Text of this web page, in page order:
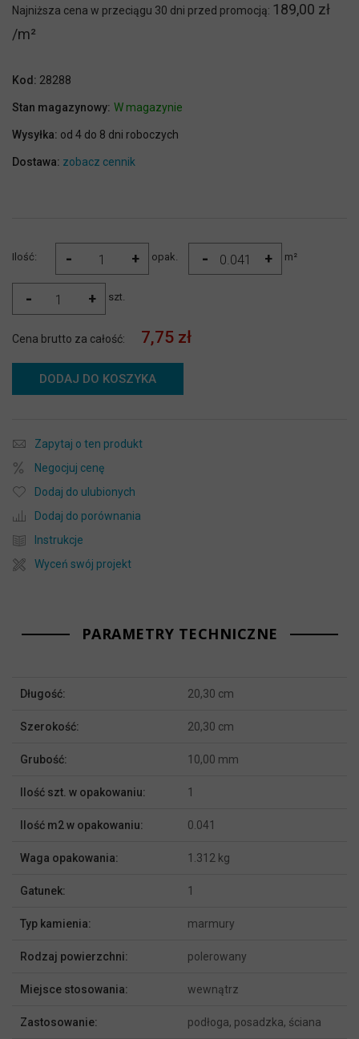
Najniższa cena w przeciągu 30 dni przed promocją: 189,00 zł
Kod: 28288
Stan magazynowy: W magazynie
Wysyłka: od 4 do 8 dni roboczych
Dostawa: zobacz cennik
Ilość: - + opak. - + m²
- + szt.
Cena brutto za całość: 7,75 zł
DODAJ DO KOSZYKA
Zapytaj o ten produkt
Negocjuj cenę
Dodaj do ulubionych
Dodaj do porównania
Instrukcje
Wyceń swój projekt
PARAMETRY TECHNICZNE
Długość: 20,30 cm
Szerokość: 20,30 cm
Grubość: 10,00 mm
Ilość szt. w opakowaniu: 1
Ilość m2 w opakowaniu: 0.041
Waga opakowania: 1.312 kg
Gatunek: 1
Typ kamienia: marmury
Rodzaj powierzchni: polerowany
Miejsce stosowania: wewnątrz
Zastosowanie: podłoga, posadzka, ściana